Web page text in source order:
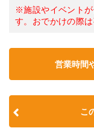
※施設やイベント
す。おでかけの際
営業時間
こ